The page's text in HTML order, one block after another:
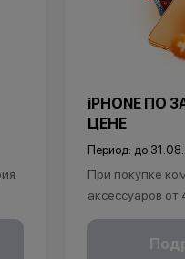
iPHONE ПО
ЦЕНЕ
Период: до
При покупке
аксессуаров
в подарок: